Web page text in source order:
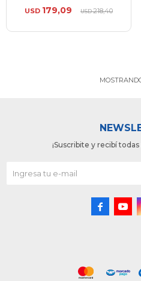
USD 179,09 USD218,40
¡Suscribite y recibí
 